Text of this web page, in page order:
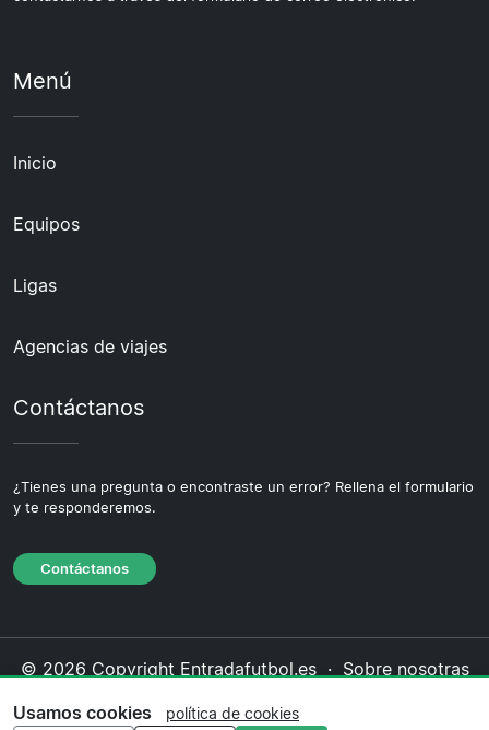
Menú
Inicio
Equipos
Ligas
Agencias de viajes
Contáctanos
¿Tienes una pregunta o encontraste un error? Rellena el formulario
y te responderemos.
Contáctanos
© 2026 Copyright Entradafutbol.es · Sobre nosotras
cookies·Política editorial
Usamos cookies política de cookies